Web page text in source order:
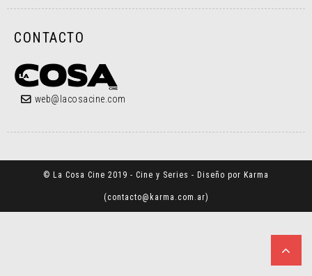
CONTACTO
web@lacosacine.com
© La Cosa Cine 2019 - Cine y Series - Diseño por Karma
(contacto@karma.com.ar)